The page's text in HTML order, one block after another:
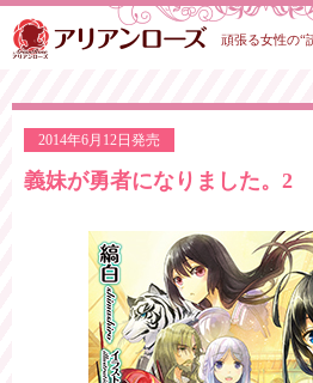
頑張る女性の“
2014年6月12日発売
義妹が勇者になりました。2